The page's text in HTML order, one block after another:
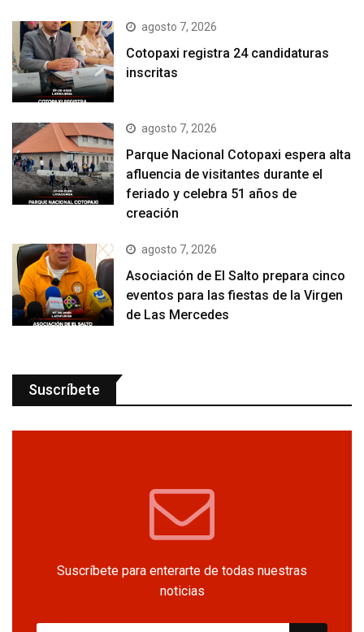
agosto 7, 2026
Cotopaxi registra 24 candidaturas
inscritas
agosto 7, 2026
Parque Nacional Cotopaxi espera alta
afluencia de visitantes durante el
feriado y celebra 51 años de
creación
agosto 7, 2026
Asociación de El Salto prepara cinco
eventos para las fiestas de la Virgen
de Las Mercedes
Suscríbete
Suscríbete para enterarte de todas nuestras
noticias